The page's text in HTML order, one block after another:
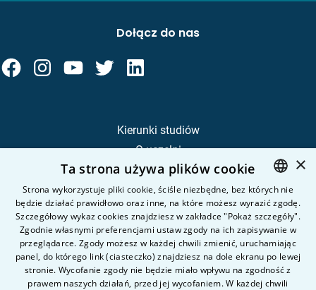
Kierunki studiów
O uczelni
Kandydat
Student
Nauka i badania
Intranet
Dołącz do nas
POLISH
ENGLISH
×
Ta strona używa plików cookie
Strona wykorzystuje pliki cookie, ściśle niezbędne, bez których nie
będzie działać prawidłowo oraz inne, na które możesz wyrazić zgodę.
Szczegółowy wykaz cookies znajdziesz w zakładce "Pokaż szczegóły".
Zgodnie własnymi preferencjami ustaw zgody na ich zapisywanie w
przeglądarce. Zgody możesz w każdej chwili zmienić, uruchamiając
panel, do którego link (ciasteczko) znajdziesz na dole ekranu po lewej
stronie. Wycofanie zgody nie będzie miało wpływu na zgodność z
prawem naszych działań, przed jej wycofaniem. W każdej chwili